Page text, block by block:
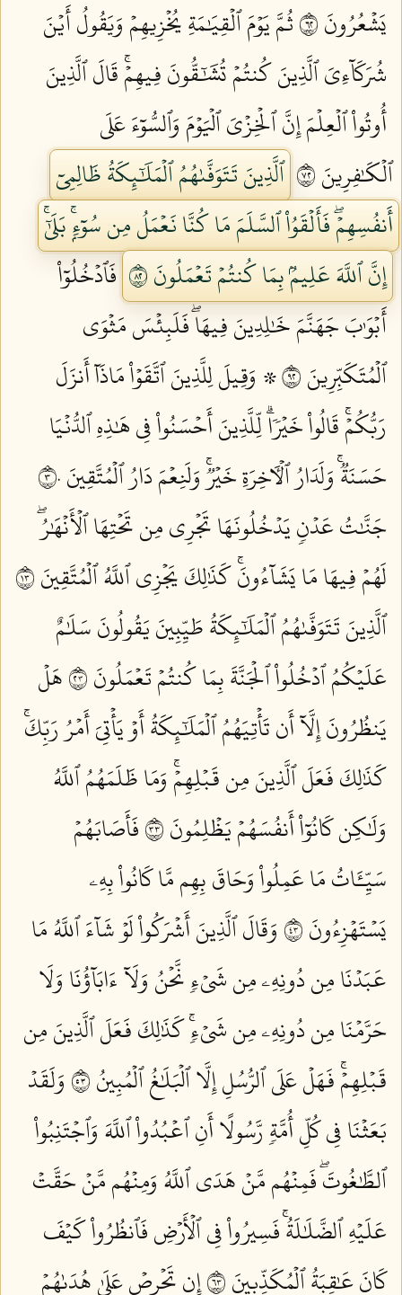
يَشۡعُرُونَ ٢٦
ثُمَّ يَوۡمَ ٱلۡقِيَٰمَةِ يُخۡزِيهِمۡ وَيَقُولُ أَيۡنَ
شُرَكَآءِيَ ٱلَّذِينَ كُنتُمۡ تُشَٰٓقُّونَ فِيهِمۡۚ قَالَ ٱلَّذِينَ
أُوتُواْ ٱلۡعِلۡمَ إِنَّ ٱلۡخِزۡيَ ٱلۡيَوۡمَ وَٱلسُّوٓءَ عَلَى
ٱلۡكَٰفِرِينَ ٢٧
ٱلَّذِينَ تَتَوَفَّىٰهُمُ ٱلۡمَلَٰٓئِكَةُ ظَالِمِيٓ
أَنفُسِهِمۡۖ فَأَلۡقَوُاْ ٱلسَّلَمَ مَا كُنَّا نَعۡمَلُ مِن سُوٓءِۭۚ بَلَىٰٓۚ
إِنَّ ٱللَّهَ عَلِيمُۢ بِمَا كُنتُمۡ تَعۡمَلُونَ ٢٨
فَٱدۡخُلُوٓاْ
أَبۡوَٰبَ جَهَنَّمَ خَٰلِدِينَ فِيهَاۖ فَلَبِئۡسَ مَثۡوَى
ٱلۡمُتَكَبِّرِينَ ٢٩
۞ وَقِيلَ لِلَّذِينَ ٱتَّقَوۡاْ مَاذَآ أَنزَلَ
رَبُّكُمۡۚ قَالُواْ خَيۡرٗاۗ لِّلَّذِينَ أَحۡسَنُواْ فِي هَٰذِهِ ٱلدُّنۡيَا
حَسَنَةٞۚ وَلَدَارُ ٱلۡأٓخِرَةِ خَيۡرٞۚ وَلَنِعۡمَ دَارُ ٱلۡمُتَّقِينَ ٣٠
جَنَّٰتُ عَدۡنٖ يَدۡخُلُونَهَا تَجۡرِي مِن تَحۡتِهَا ٱلۡأَنۡهَٰرُۖ
لَهُمۡ فِيهَا مَا يَشَآءُونَۚ كَذَٰلِكَ يَجۡزِي ٱللَّهُ ٱلۡمُتَّقِينَ ٣١
ٱلَّذِينَ تَتَوَفَّىٰهُمُ ٱلۡمَلَٰٓئِكَةُ طَيِّبِينَ يَقُولُونَ سَلَٰمٌ
عَلَيۡكُمُ ٱدۡخُلُواْ ٱلۡجَنَّةَ بِمَا كُنتُمۡ تَعۡمَلُونَ ٣٢
هَلۡ
يَنظُرُونَ إِلَّآ أَن تَأۡتِيَهُمُ ٱلۡمَلَٰٓئِكَةُ أَوۡ يَأۡتِيَ أَمۡرُ رَبِّكَۚ
كَذَٰلِكَ فَعَلَ ٱلَّذِينَ مِن قَبۡلِهِمۡۚ وَمَا ظَلَمَهُمُ ٱللَّهُ
وَلَٰكِن كَانُوٓاْ أَنفُسَهُمۡ يَظۡلِمُونَ ٣٣
فَأَصَابَهُمۡ
سَيِّـَٔاتُ مَا عَمِلُواْ وَحَاقَ بِهِم مَّا كَانُواْ بِهِۦ
يَسۡتَهۡزِءُونَ ٣٤
وَقَالَ ٱلَّذِينَ أَشۡرَكُواْ لَوۡ شَآءَ ٱللَّهُ مَا
عَبَدۡنَا مِن دُونِهِۦ مِن شَيۡءٖ نَّحۡنُ وَلَآ ءَابَآؤُنَا وَلَا
حَرَّمۡنَا مِن دُونِهِۦ مِن شَيۡءٖۚ كَذَٰلِكَ فَعَلَ ٱلَّذِينَ مِن
قَبۡلِهِمۡۚ فَهَلۡ عَلَى ٱلرُّسُلِ إِلَّا ٱلۡبَلَٰغُ ٱلۡمُبِينُ ٣٥
وَلَقَدۡ
بَعَثۡنَا فِي كُلِّ أُمَّةٖ رَّسُولًا أَنِ ٱعۡبُدُواْ ٱللَّهَ وَٱجۡتَنِبُواْ
ٱلطَّٰغُوتَۖ فَمِنۡهُم مَّنۡ هَدَى ٱللَّهُ وَمِنۡهُم مَّنۡ حَقَّتۡ
عَلَيۡهِ ٱلضَّلَٰلَةُۚ فَسِيرُواْ فِي ٱلۡأَرۡضِ فَٱنظُرُواْ كَيۡفَ
كَانَ عَٰقِبَةُ ٱلۡمُكَذِّبِينَ ٣٦
إِن تَحۡرِصۡ عَلَىٰ هُدَىٰهُمۡ